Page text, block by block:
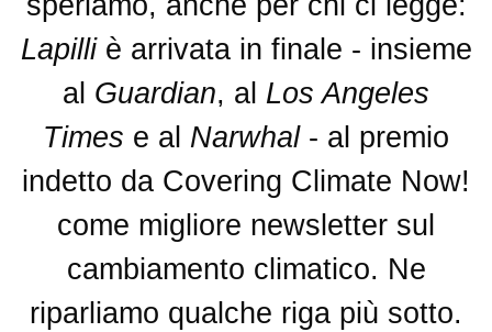
Lapilliè arrivata in finale - insieme
al Guardian, al Los Angeles
Times e al Narwhal- al premio
indetto da Covering Climate Now!
come migliore newsletter sul
cambiamento climatico. Ne
riparliamo qualche riga più sotto.